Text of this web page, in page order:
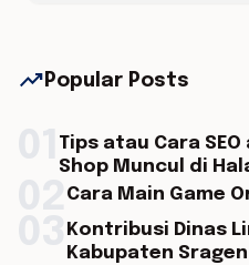
trending_up Popular Posts
Tips atau Cara
Shop Muncul di
Cara Main Game
Kontribusi Dinas
Kabupaten